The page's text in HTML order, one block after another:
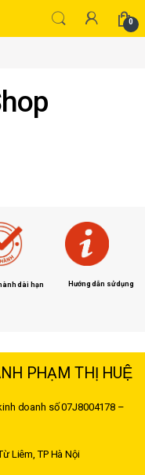
0
dài hạn Hướng dẫn sử dụng
PHẠM THỊ HUỆ
doanh số 07J8004178 –
Liêm, TP Hà Nội